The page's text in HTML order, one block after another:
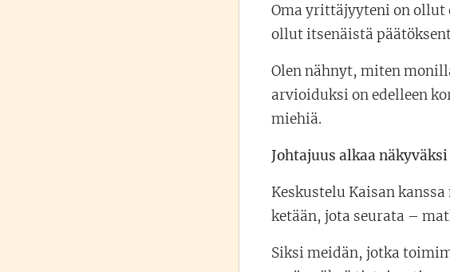
Oma yrittäjyyteni on ollut
ollut itsenäistä
Olen nähnyt, miten
arvioiduksi on edelleen
miehiä.
Johtajuus alkaa
Keskustelu Kaisan
ketään, jota seurata –
Siksi meidän, jotka